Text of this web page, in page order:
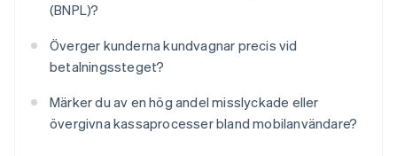
(BNPL)?
Överger kunderna kundvagnar precis vid
betalningssteget?
Märker du av en hög andel misslyckade eller
övergivna kassaprocesser bland mobilanvändare?